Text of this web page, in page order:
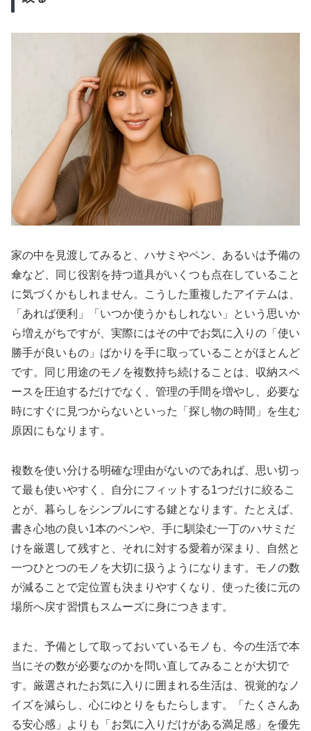
家の中を見渡してみると、ハサミやペン、あるいは予備の
傘など、同じ役割を持つ道具がいくつも点在していること
に気づくかもしれません。こうした重複したアイテムは、
「あれば便利」「いつか使うかもしれない」という思いか
ら増えがちですが、実際にはその中でお気に入りの「使い
勝手が良いもの」ばかりを手に取っていることがほとんど
です。同じ用途のモノを複数持ち続けることは、収納スペ
ースを圧迫するだけでなく、管理の手間を増やし、必要な
時にすぐに見つからないといった「探し物の時間」を生む
原因にもなります。
複数を使い分ける明確な理由がないのであれば、思い切っ
て最も使いやすく、自分にフィットする1つだけに絞るこ
とが、暮らしをシンプルにする鍵となります。たとえば、
書き心地の良い1本のペンや、手に馴染む一丁のハサミだ
けを厳選して残すと、それに対する愛着が深まり、自然と
一つひとつのモノを大切に扱うようになります。モノの数
が減ることで定位置も決まりやすくなり、使った後に元の
場所へ戻す習慣もスムーズに身につきます。
また、予備として取っておいているモノも、今の生活で本
当にその数が必要なのかを問い直してみることが大切で
す。厳選されたお気に入りに囲まれる生活は、視覚的なノ
イズを減らし、心にゆとりをもたらします。「たくさんあ
る安心感」よりも「お気に入りだけがある満足感」を優先